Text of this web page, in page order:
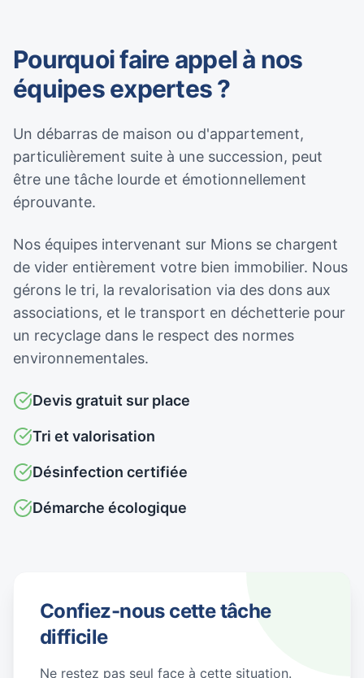
Pourquoi faire appel à nos
équipes expertes ?
Un débarras de maison ou d'appartement,
particulièrement suite à une succession, peut
être une tâche lourde et émotionnellement
éprouvante.
Nos équipes intervenant sur Mions se chargent
de vider entièrement votre bien immobilier. Nous
gérons le tri, la revalorisation via des dons aux
associations, et le transport en déchetterie pour
un recyclage dans le respect des normes
environnementales.
Devis gratuit sur place
Tri et valorisation
Désinfection certifiée
Démarche écologique
Confiez-nous cette tâche
difficile
Ne restez pas seul face à cette situation.